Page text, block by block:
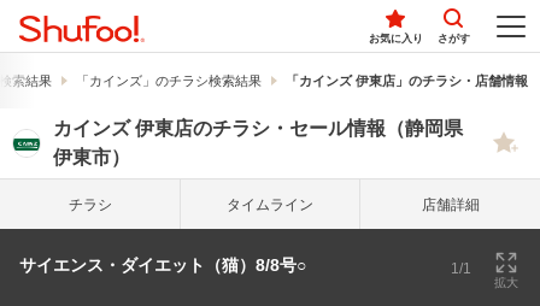
お気に入り さがす
索結果 「カインズ」のチラシ検索結果 「カインズ 伊東店」のチラシ・店舗情報
カインズ 伊東店のチラシ・セール情報（静岡県
伊東市）
チラシ タイム ライン 店舗詳細
サイエンス・ダイエット（猫）8/8号○ 1/1
拡大